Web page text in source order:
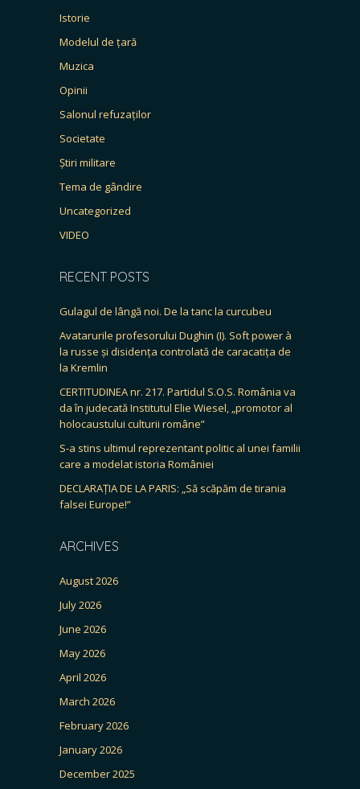
Istorie
Modelul de țară
Muzica
Opinii
Salonul refuzaților
Societate
Știri militare
Tema de gândire
Uncategorized
VIDEO
RECENT POSTS
Gulagul de lângă noi. De la tanc la curcubeu
Avatarurile profesorului Dughin (I). Soft power à
la russe și disidența controlată de caracatița de
la Kremlin
CERTITUDINEA nr. 217. Partidul S.O.S. România va
da în judecată Institutul Elie Wiesel, „promotor al
holocaustului culturii române”
S-a stins ultimul reprezentant politic al unei familii
care a modelat istoria României
DECLARAȚIA DE LA PARIS: „Să scăpăm de tirania
falsei Europe!”
ARCHIVES
August 2026
July 2026
June 2026
May 2026
April 2026
March 2026
February 2026
January 2026
December 2025